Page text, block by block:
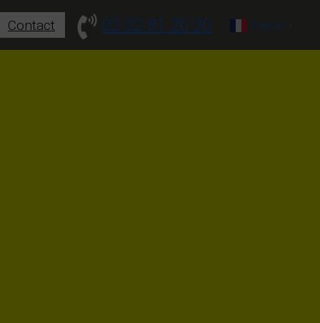
Contact 02 32 81 20 30 French